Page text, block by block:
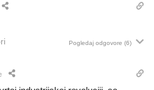
Pogledaj odgovore (6)